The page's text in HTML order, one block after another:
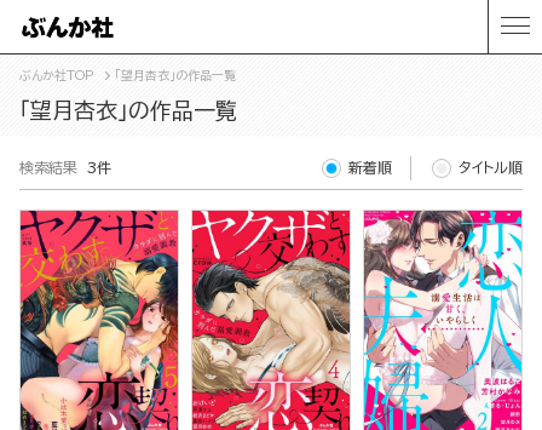
ぶんか社TOP 「望月杏衣」の作品一覧
「望月杏衣」の作品一覧
検索結果 3件 新着順 タイトル順